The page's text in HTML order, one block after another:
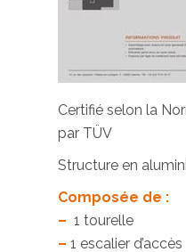
Certifié selon la
par TÜV
Structure en
Composée de :
– 1 tourelle
– 1 escalier d’accès